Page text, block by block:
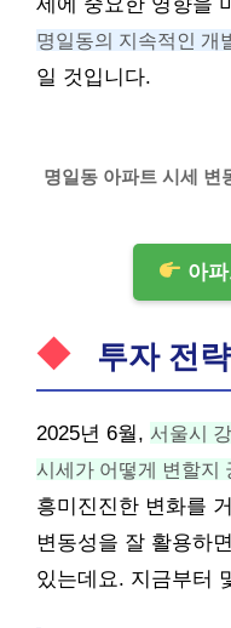
명일동의 지속적인 개
일 것입니다.
명일동 아파트 시세 변
아
투자 전
2025년 6월, 서울시
시세가 어떻게 변할지
흥미진진한 변화를
변동성을 잘 활용하
있는데요. 지금부터